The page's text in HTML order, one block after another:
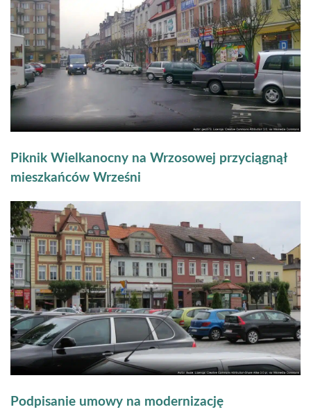
Piknik Wielkanocny na Wrzosowej przyciągnął
mieszkańców Wrześni
Podpisanie umowy na modernizację